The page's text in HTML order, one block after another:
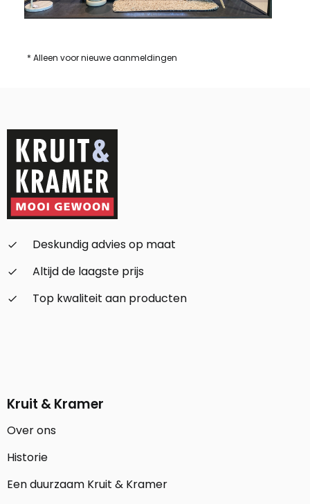
* Alleen voor nieuwe aanmeldingen
check_small
Deskundig advies op maat
check_small
Altijd de laagste prijs
check_small
Top kwaliteit aan producten
Kruit & Kramer
Over ons
Historie
Een duurzaam Kruit & Kramer